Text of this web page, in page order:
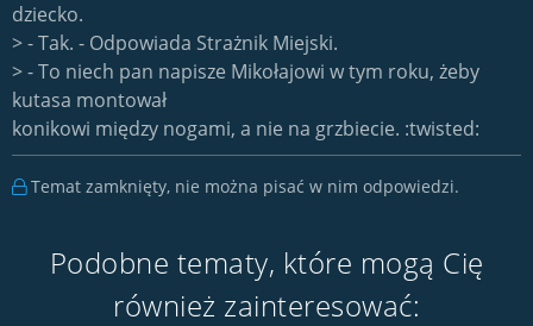
dziecko.
> - Tak. - Odpowiada Strażnik Miejski.
> - To niech pan napisze Mikołajowi w tym roku, żeby
kutasa montował
konikowi między nogami, a nie na grzbiecie. :twisted:
Temat zamknięty, nie można pisać w nim odpowiedzi.
Podobne tematy, które mogą Cię
również zainteresować: